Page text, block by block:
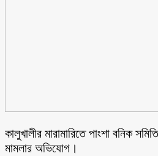
কালুখালীর মারামারিতে পাংশা বনিক
মামলার অভিযোগ।